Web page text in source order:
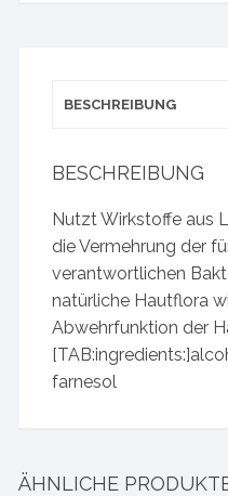
BESCHREIBUNG
BESCHREIBUNG
Nutzt Wirkstoffe aus
die Vermehrung der
verantwortlichen
natürliche Hautflora
Abwehrfunktion der
farnesol
ÄHNLICHE